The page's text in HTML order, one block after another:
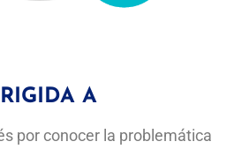
A
por conocer la problemática